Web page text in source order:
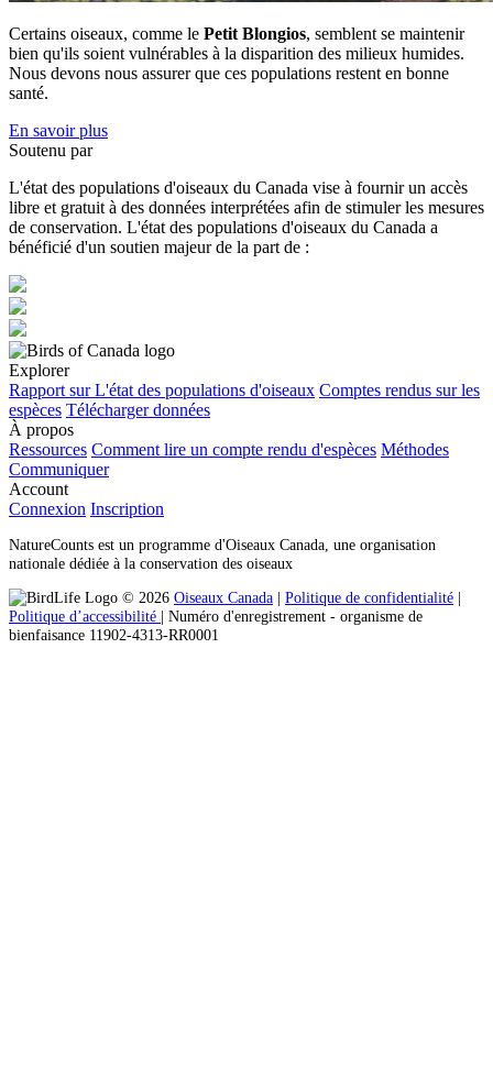
Certains oiseaux, comme le Petit Blongios, semblent se maintenir
bien qu'ils soient vulnérables à la disparition des milieux humides.
Nous devons nous assurer que ces populations restent en bonne
santé.
En savoir plus
Soutenu par
L'état des populations d'oiseaux du Canada vise à fournir un accès
libre et gratuit à des données interprétées afin de stimuler les mesures
de conservation. L'état des populations d'oiseaux du Canada a
bénéficié d'un soutien majeur de la part de :
Explorer
Rapport sur L'état des populations d'oiseaux Comptes rendus sur les
espèces Télécharger données
À propos
Ressources Comment lire un compte rendu d'espèces Méthodes
Communiquer
Account
Connexion Inscription
NatureCounts est un programme d'Oiseaux Canada, une organisation
nationale dédiée à la conservation des oiseaux
© 2026 Oiseaux Canada | Politique de confidentialité |
Politique d’accessibilité | Numéro d'enregistrement ‐ organisme de
bienfaisance 11902-4313-RR0001